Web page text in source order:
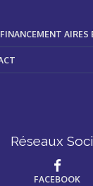
AIRES
Réseaux
FACEBOOK